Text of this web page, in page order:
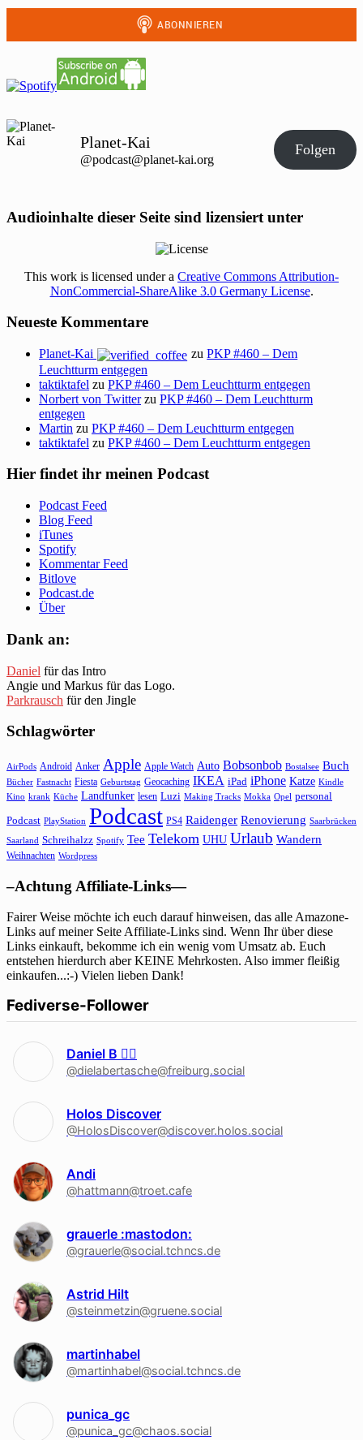
Planet-Kai
@podcast@planet-kai.org
Folgen
Audioinhalte dieser Seite sind lizensiert unter
This work is licensed under a Creative Commons Attribution-
NonCommercial-ShareAlike 3.0 Germany License.
Neueste Kommentare
Planet-Kai zuPKP #460 – Dem
Leuchtturm entgegen
taktiktafel zu PKP #460 – Dem Leuchtturm entgegen
Norbert von Twitterzu PKP #460 – Dem Leuchtturm
entgegen
Martin zu PKP #460 – Dem Leuchtturm entgegen
taktiktafel zu PKP #460 – Dem Leuchtturm entgegen
Hier findet ihr meinen Podcast
Podcast Feed
Blog Feed
iTunes
Spotify
Kommentar Feed
Bitlove
Podcast.de
Über
Dank an:
Daniel für das Intro
Angie und Markus für das Logo.
Parkrausch für den Jingle
Schlagwörter
AirPods Android Anker Apple Apple Watch Auto Bobsonbob Bostalsee Buch
Bücher Fastnacht Fiesta Geburtstag Geocaching IKEA iPad iPhone Katze Kindle
Kino krank Küche Landfunker lesen Luzi Making Tracks Mokka Opel personal
Podcast PlayStation Podcast PS4 Raidenger Renovierung Saarbrücken
Saarland Schreihalzz Spotify Tee Telekom UHU Urlaub Wandern
Weihnachten Wordpress
–Achtung Affiliate-Links—
Fairer Weise möchte ich euch darauf hinweisen, das alle Amazone-
Links auf meiner Seite Affiliate-Links sind. Wenn Ihr über diese
Links einkauft, bekomme ich ein wenig vom Umsatz ab. Euch
entstehen hierdurch aber KEINE Mehrkosten. Also immer fleißig
einkaufen...:-) Vielen lieben Dank!
Fediverse-Follower
Daniel B 🏳‍🌈
@dielabertasche@freiburg.social
Holos Discover
@HolosDiscover@discover.holos.social
Andi
@hattmann@troet.cafe
grauerle :mastodon:
@grauerle@social.tchncs.de
Astrid Hilt
@steinmetzin@gruene.social
martinhabel
@martinhabel@social.tchncs.de
punica_gc
@punica_gc@chaos.social